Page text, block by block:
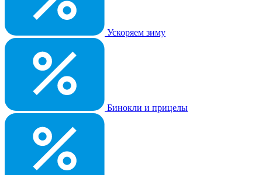
Ускоряем зиму
Бинокли и прицелы